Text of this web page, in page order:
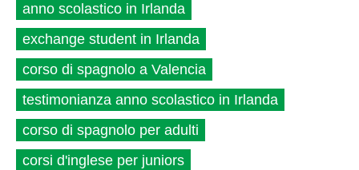
anno scolastico in Irlanda
exchange student in Irlanda
corso di spagnolo a Valencia
testimonianza anno scolastico in Irlanda
corso di spagnolo per adulti
corsi d'inglese per juniors